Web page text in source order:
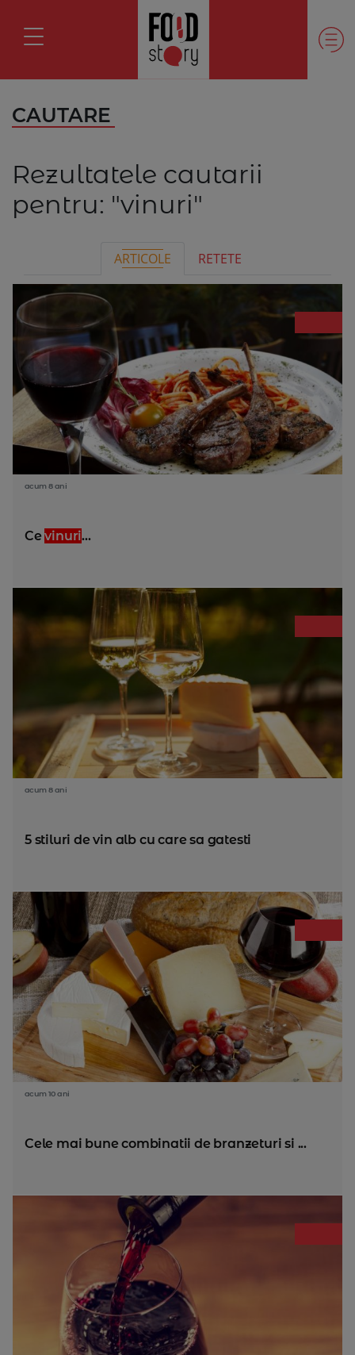
CAUTARE
Rezultatele cautarii
pentru: "vinuri"
ARTICOLE RETETE
acum 8 ani
Cevinuri...
acum 8 ani
5 stiluri de vin alb cu care sa gatesti
acum 10 ani
Cele mai bune combinatii de branzeturi si ...